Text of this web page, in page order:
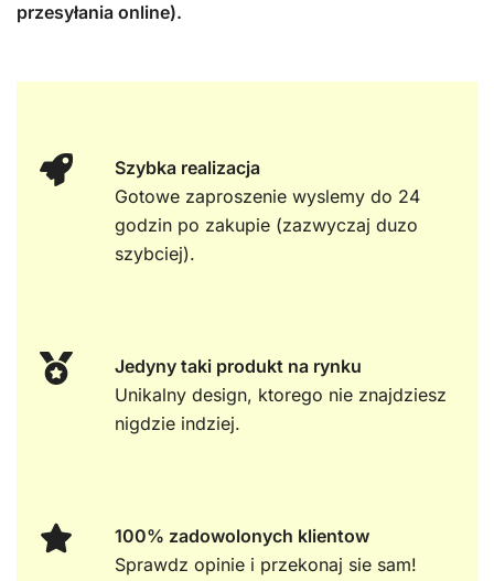
przesyłania online).
Szybka realizacja
Gotowe zaproszenie wyslemy do 24
godzin po zakupie (zazwyczaj duzo
szybciej).
Jedyny taki produkt na rynku
Unikalny design, ktorego nie znajdziesz
nigdzie indziej.
100% zadowolonych klientow
Sprawdz opinie i przekonaj sie sam!